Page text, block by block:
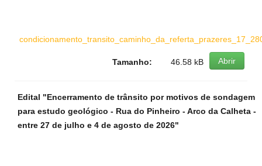
Abrir
Tamanho: 46.58 kB
Edital "Encerramento de trânsito por motivos de sondagem
para estudo geológico - Rua do Pinheiro - Arco da Calheta -
entre 27 de julho e 4 de agosto de 2026"